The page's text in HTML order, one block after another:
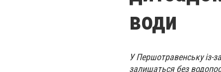
води
У Першотравенську із-
залишаться без